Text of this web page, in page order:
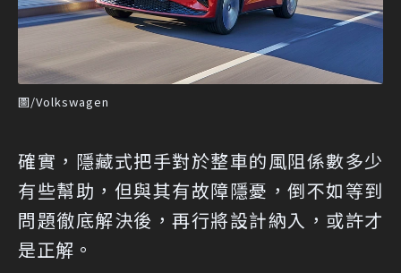
圖/Volkswagen
確實，隱藏式把手對於整車的風阻係數多少
有些幫助，但與其有故障隱憂，倒不如等到
問題徹底解決後，再行將設計納入，或許才
是正解。